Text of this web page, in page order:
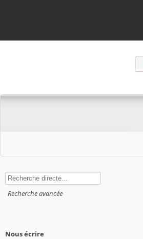
Rechercher
Recherche avancée
Nous écrire